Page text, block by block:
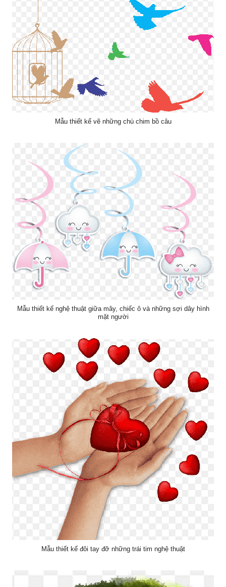
Mẫu thiết kế vẽ những chú chim bồ câu
Mẫu thiết kế nghệ thuật giữa mây, chiếc ô và những sợi dây hình
mặt người
Mẫu thiết kế đôi tay đỡ những trái tim nghệ thuật